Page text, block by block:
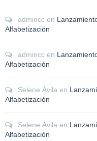
admincc en
Alfabetización
admincc en
Alfabetización
Selene Ávila en
Alfabetización
Selene Ávila en
Alfabetización